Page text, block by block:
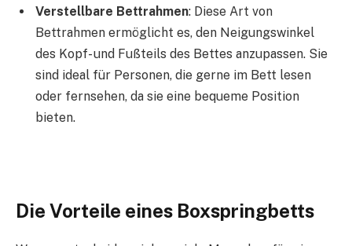
Verstellbare Bettrahmen: Diese Art von
Bettrahmen ermöglicht es, den Neigungswinkel
des Kopf- und Fußteils des Bettes anzupassen. Sie
sind ideal für Personen, die gerne im Bett lesen
oder fernsehen, da sie eine bequeme Position
bieten.
Die Vorteile eines Boxspringbetts